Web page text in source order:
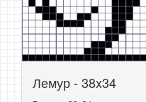
Лемур - 38x34